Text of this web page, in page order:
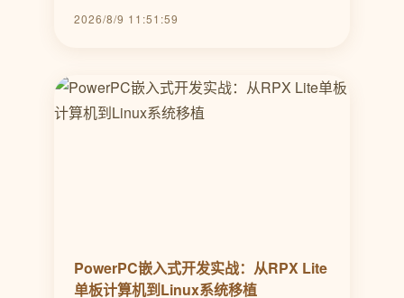
2026/8/9 11:51:59
PowerPC嵌入式开发实战：从RPX Lite
单板计算机到Linux系统移植